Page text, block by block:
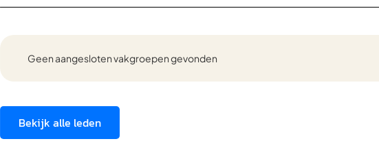
Geen aangesloten vakgroepen gevonden
Bekijk alle leden